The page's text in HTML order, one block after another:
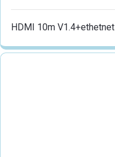
HDMI 10m V1.4+ethetnet